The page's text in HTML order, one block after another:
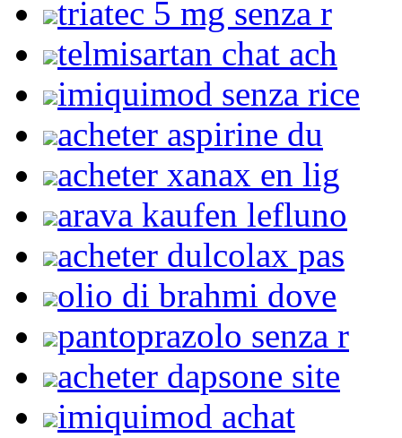
triatec 5 mg senza r
telmisartan chat ach
imiquimod senza rice
acheter aspirine du
acheter xanax en lig
arava kaufen lefluno
acheter dulcolax pas
olio di brahmi dove
pantoprazolo senza r
acheter dapsone site
imiquimod achat